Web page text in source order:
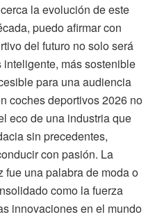
la evolución de este
puedo afirmar con
del futuro no solo será
más sostenible
para una audiencia
coches deportivos 2026 no
eco de una industria que
sin precedentes,
con pasión. La
una palabra de moda o
como la fuerza
innovaciones en el mundo